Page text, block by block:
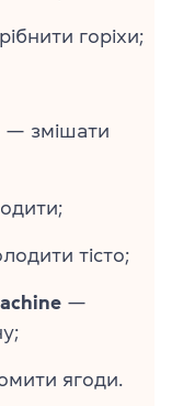
горіхи;
— змішати
тісто;
—
ягоди.